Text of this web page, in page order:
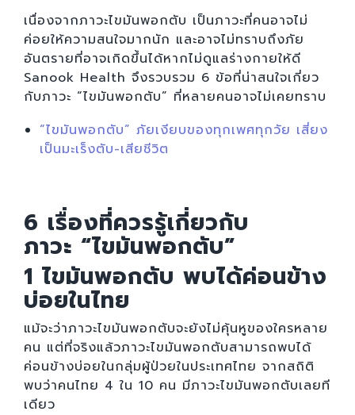
เนื่องจากภาวะไขมันพอกตับ เป็นภาวะที่คนอาจไม่
ค่อยให้ความสนใจมากนัก และอาจไม่ทราบถึงภัย
อันตรายที่อาจเกิดขึ้นได้หากไม่ดูแลร่างกายให้ดี
Sanook Health จึงรวบรวม 6 ข้อที่น่าสนใจเกี่ยว
กับภาวะ “ไขมันพอกตับ” ที่หลายคนอาจไม่เคยทราบ
“ไขมันพอกตับ” ภัยเงียบของทุกเพศทุกวัย เสี่ยง
เป็นมะเร็งตับ-เสียชีวิต
6 เรื่องที่ควรรู้เกี่ยวกับ
ภาวะ “ไขมันพอกตับ”
1 ไขมันพอกตับ พบได้ค่อนข้าง
บ่อยในไทย
แม้จะว่าภาวะไขมันพอกตับจะยังไม่คุ้นหูของใครหลาย
คน แต่ที่จริงแล้วภาวะไขมันพอกตับสามารถพบได้
ค่อนข้างบ่อยในกลุ่มผู้ป่วยในประเทศไทย จากสถิติ
พบว่าคนไทย 4 ใน 10 คน มีภาวะไขมันพอกตับเลยที
เดียว